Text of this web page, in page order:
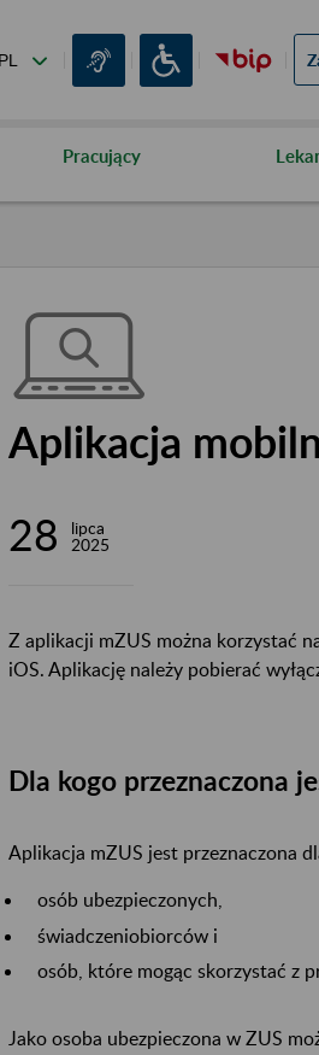
Pracujący
Aplikacja
28
lipca
2025
Z aplikacji mZUS można korzystać
iOS. Aplikację należy pobierać
Dla kogo przeznaczona
Aplikacja mZUS jest przeznaczona
osób ubezpieczonych,
świadczeniobiorców i
osób, które mogąc skorzystać z
Jako osoba ubezpieczona w ZUS